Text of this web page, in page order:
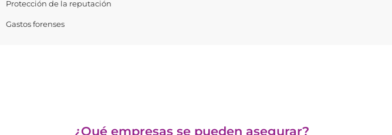
Protección de la reputación​
Gastos forenses
¿Qué empresas se pueden asegurar?